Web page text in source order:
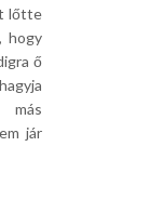
lőtte
hogy
ő
más
jár